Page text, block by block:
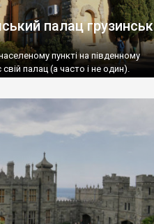
палац
пункті на південному
палац (а часто і не один).